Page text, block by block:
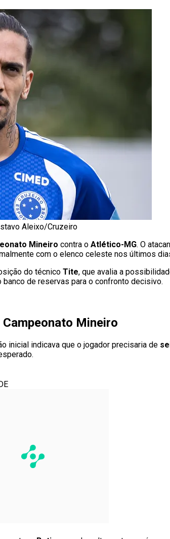
Aleixo/Cruzeiro
Mineiro contra o Atlético-MG. O
com o elenco celeste nos últimos
do técnico Tite, que avalia a
banco de reservas para o confronto decisivo.
Mineiro
inicial indicava que o jogador precisaria de